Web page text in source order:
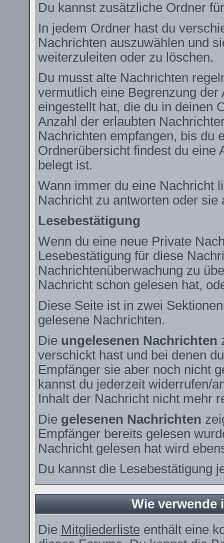
Du kannst zusätzliche Ordner
In jedem Ordner hast du
Nachrichten auszuwählen und
weiterzuleiten oder zu löschen.
Du musst alte Nachrichten
vermutlich eine Begrenzung
eingestellt hat, die du in deinen
Anzahl der erlaubten
Nachrichten empfangen, bis du
Ordnerübersicht findest du eine
belegt ist.
Wann immer du eine Nachricht
Nachricht zu antworten oder
Lesebestätigung
Wenn du eine neue Private
Lesebestätigung für diese
Nachrichtenüberwachung zu
Nachricht schon gelesen hat,
Diese Seite ist in zwei
gelesene Nachrichten.
Die ungelesenen Nachrichten
verschickt hast und bei denen
Empfänger sie aber noch nicht
kannst du jederzeit widerrufen/
Inhalt der Nachricht nicht mehr
Die gelesenen Nachrichten
Empfänger bereits gelesen
Nachricht gelesen hat wird
Du kannst die Lesebestätigung
Wie verwende
Die Mitgliederlisteenthält eine